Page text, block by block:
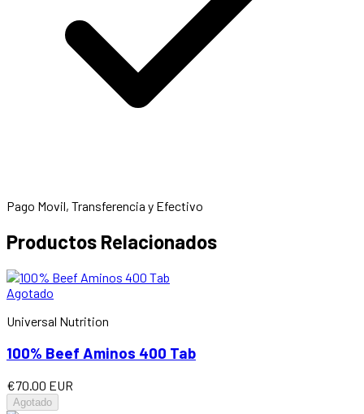
Pago Movil, Transferencia y Efectivo
Productos Relacionados
Agotado
Universal Nutrition
100% Beef Aminos 400 Tab
€70.00 EUR
Agotado